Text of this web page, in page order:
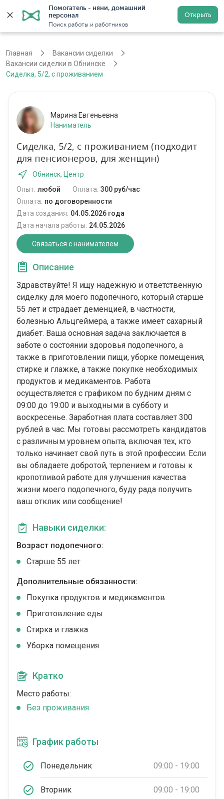
Помогатель - няни, домашний
персонал
Поиск работы и работников
Открыть
Регистрация
Главная
Вакансии сиделки
Вакансии сиделки в Обнинске
Сиделка, 5/2, с проживанием
Марина Евгеньевна
Наниматель
Сиделка, 5/2, с проживанием (подходит
для пенсионеров, для женщин)
Обнинск, Центр
Опыт: любой Оплата: 300 руб/час
Оплата: по договоренности
Дата создания: 04.05.2026 года
Дата начала работы: 24.05.2026
Связаться с нанимателем
Описание
Здравствуйте! Я ищу надежную и ответственную
сиделку для моего подопечного, который старше
55 лет и страдает деменцией, в частности,
болезнью Альцгеймера, а также имеет сахарный
диабет. Ваша основная задача заключается в
заботе о состоянии здоровья подопечного, а
также в приготовлении пищи, уборке помещения,
стирке и глажке, а также покупке необходимых
продуктов и медикаментов. Работа
осуществляется с графиком по будним дням с
09:00 до 19:00 и выходными в субботу и
воскресенье. Заработная плата составляет 300
рублей в час. Мы готовы рассмотреть кандидатов
с различным уровнем опыта, включая тех, кто
только начинает свой путь в этой профессии. Если
вы обладаете добротой, терпением и готовы к
кропотливой работе для улучшения качества
жизни моего подопечного, буду рада получить
ваш отклик или сообщение!
Навыки сиделки:
Возраст подопечного:
Cтарше 55 лет
Дополнительные обязанности:
Покупка продуктов и медикаментов
Приготовление еды
Стирка и глажка
Уборка помещения
Кратко
Место работы:
Без проживания
График работы
Понедельник 09:00 - 19:00
Вторник 09:00 - 19:00